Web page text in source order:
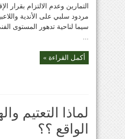
التمارين وعدم الالتزام بقرار
مردود سلبي على الأندية
سيما لناحية تدهور المستوى
...
أكمل القراءة »
لماذا التعتيم
الواقع ؟؟